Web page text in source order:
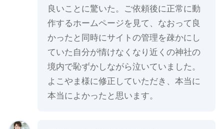
良いことに驚いた。ご依頼後に正常に動
作するホームページを見て、なおって良
かったと同時にサイトの管理を疎かにし
ていた自分が情けなくなり近くの神社の
境内で恥ずかしながら泣いていました。
よこやま様に修正していただき、本当に
本当によかったと思います。